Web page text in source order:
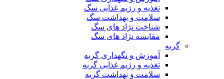
تغذیه و رژیم غذایی سگ
سلامت و بهداشت سگ
شناخت نژاد های سگ
مقایسه نژاد های سگ
گربه
آموزش و نگهداری گربه
تغذیه و رژیم غذایی گربه
سلامت و بهداشت گربه